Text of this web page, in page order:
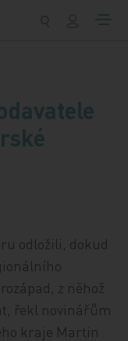
odložili, dokud
z něhož
řekl novinářům
kraje Martin